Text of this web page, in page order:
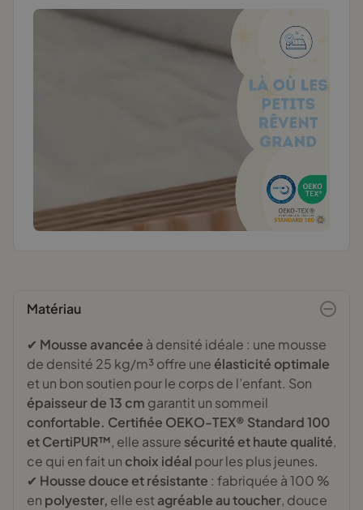
Matériau
✔ Mousse avancée à densité idéale : une mousse
de densité 25 kg/m³ offre une élasticité optimale
et un bon soutien pour le corps de l’enfant. Son
épaisseur de 13 cm garantit un sommeil
confortable. Certifiée OEKO-TEX® Standard 100
et CertiPUR™, elle assure sécurité et haute qualité,
ce qui en fait un choix idéal pour les plus jeunes.
✔ Housse douce et résistante : fabriquée à 100 %
en polyester, elle estagréable au toucher, douce